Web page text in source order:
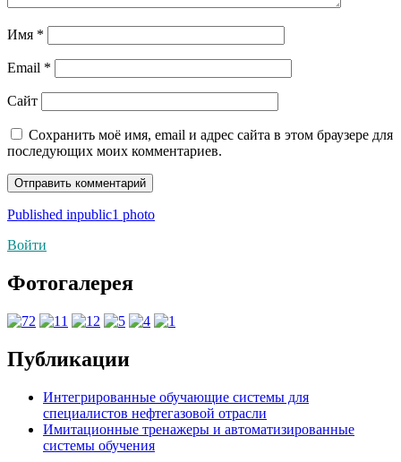
Имя *
Email *
Сайт
Сохранить моё имя, email и адрес сайта в этом браузере для
последующих моих комментариев.
Навигация
по
Published inpublic1 photo
Войти
Фотогалерея
Публикации
Интегрированные обучающие системы для
специалистов нефтегазовой отрасли
Имитационные тренажеры и автоматизированные
системы обучения